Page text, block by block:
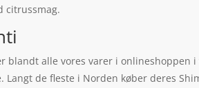
citrussmag.
blandt alle vores varer i onlineshoppen
de fleste i Norden køber deres